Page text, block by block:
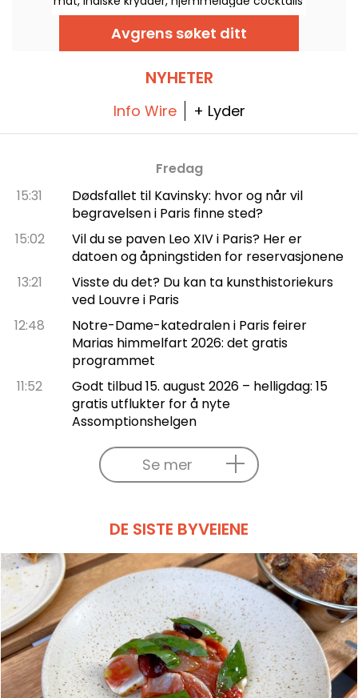
og håndverksøl i et interiør signert Jim
Avgrens søket ditt
NYHETER
Info Wire + Lyder
Fredag
15:31
Dødsfallet til Kavinsky: hvor og når vil
begravelsen i Paris finne sted?
15:02
Vil du se paven Leo XIV i Paris? Her er
datoen og åpningstiden for reservasjonene
13:21
Visste du det? Du kan ta kunsthistoriekurs
ved Louvre i Paris
12:48
Notre-Dame-katedralen i Paris feirer
Marias himmelfart 2026: det gratis
programmet
11:52
Godt tilbud 15. august 2026 – helligdag: 15
gratis utflukter for å nyte
Assomptionshelgen
Se mer
DE SISTE BYVEIENE